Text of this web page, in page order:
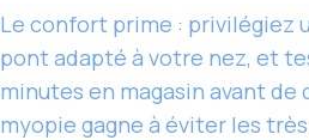
Le confort prime : privilégiez
pont adapté à votre nez, et
minutes en magasin avant
myopie gagne à éviter les